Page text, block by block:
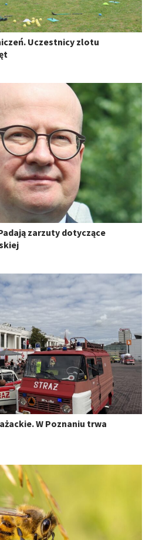
Uczestnicy zlotu
zarzuty dotyczące
W Poznaniu trwa